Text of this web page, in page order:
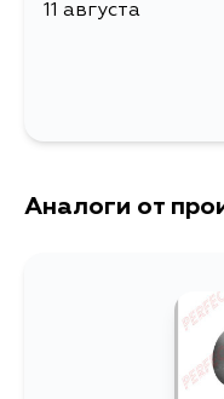
11 августа
Аналоги от